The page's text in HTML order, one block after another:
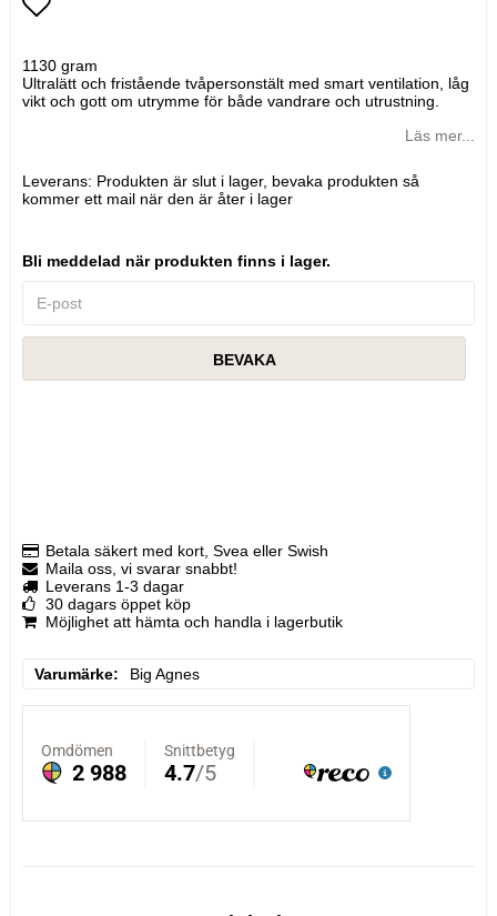
1130 gram
Ultralätt och fristående tvåpersonstält med smart ventilation, låg
vikt och gott om utrymme för både vandrare och utrustning.
Läs mer...
Leverans: Produkten är slut i lager, bevaka produkten så
kommer ett mail när den är åter i lager
Bli meddelad när produkten finns i lager.
BEVAKA
Betala säkert med kort, Svea eller Swish
Maila oss, vi svarar snabbt!
Leverans 1-3 dagar
30 dagars öppet köp
Möjlighet att hämta och handla i lagerbutik
Varumärke Big Agnes